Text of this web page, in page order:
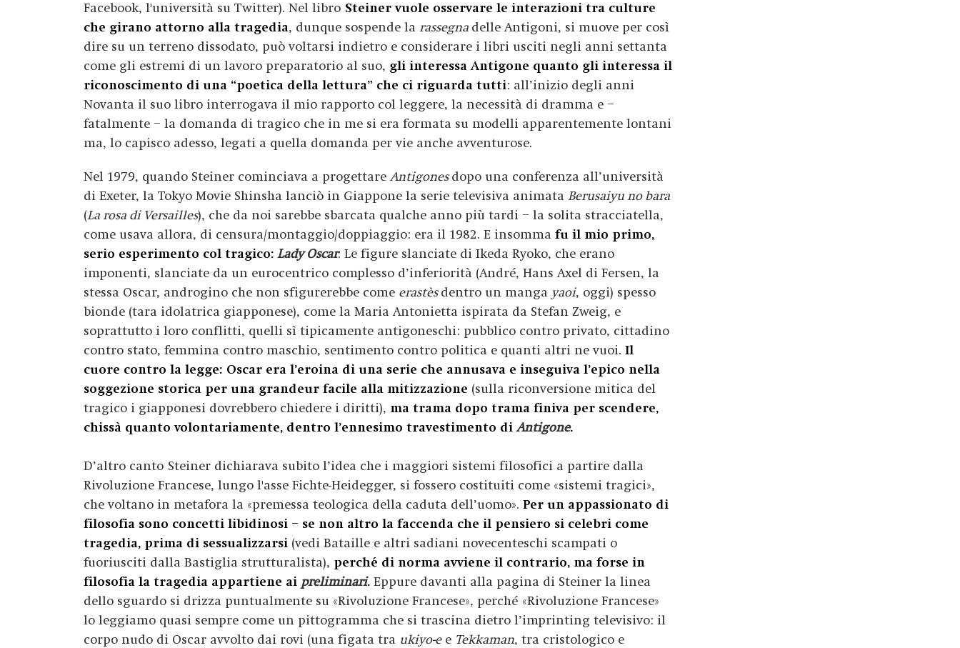
Facebook, l'università su Twitter). Nel libro Steiner vuole osservare le interazioni tra culture
che girano attorno alla tragedia, dunque sospende la rassegna delle Antigoni, si muove per così
dire su un terreno dissodato, può voltarsi indietro e considerare i libri usciti negli anni settanta
come gli estremi di un lavoro preparatorio al suo, gli interessa Antigone quanto gli interessa il
riconoscimento di una “poetica della lettura” che ci riguarda tutti: all’inizio degli anni
Novanta il suo libro interrogava il mio rapporto col leggere, la necessità di dramma e –
fatalmente – la domanda di tragico che in me si era formata su modelli apparentemente lontani
ma, lo capisco adesso, legati a quella domanda per vie anche avventurose.
Nel 1979, quando Steiner cominciava a progettareAntigonesdopo una conferenza all’università
di Exeter, la Tokyo Movie Shinsha lanciò in Giappone la serie televisiva animata Berusaiyu no bara
(La rosa di Versailles), che da noi sarebbe sbarcata qualche anno più tardi – la solita stracciatella,
come usava allora, di censura/montaggio/doppiaggio: era il 1982. E insomma fu il mio primo,
serio esperimento col tragico: Lady Oscar. Le figure slanciate di Ikeda Ryoko, che erano
imponenti, slanciate da un eurocentrico complesso d’inferiorità (André, Hans Axel di Fersen, la
stessa Oscar, androgino che non sfigurerebbe come erastèsdentro un manga yaoi, oggi) spesso
bionde (tara idolatrica giapponese), come la Maria Antonietta ispirata da Stefan Zweig, e
soprattutto i loro conflitti, quelli sì tipicamente antigoneschi: pubblico contro privato, cittadino
contro stato, femmina contro maschio, sentimento contro politica e quanti altri ne vuoi. Il
cuore contro la legge: Oscar era l’eroina di una serie che annusava e inseguiva l’epico nella
soggezione storica per una grandeur facile alla mitizzazione (sulla riconversione mitica del
tragico i giapponesi dovrebbero chiedere i diritti), ma trama dopo trama finiva per scendere,
chissà quanto volontariamente, dentro l’ennesimo travestimento diAntigone.
D’altro canto Steiner dichiarava subito l’idea che i maggiori sistemi filosofici a partire dalla
Rivoluzione Francese, lungo l'asse Fichte-Heidegger, si fossero costituiti come «sistemi tragici»,
che voltano in metafora la «premessa teologica della caduta dell’uomo». Per un appassionato di
filosofia sono concetti libidinosi – se non altro la faccenda che il pensiero si celebri come
tragedia, prima di sessualizzarsi (vedi Bataille e altri sadiani novecenteschi scampati o
fuoriusciti dalla Bastiglia strutturalista), perché di norma avviene il contrario, ma forse in
filosofia la tragedia appartiene ai preliminari. Eppure davanti alla pagina di Steiner la linea
dello sguardo si drizza puntualmente su «Rivoluzione Francese», perché «Rivoluzione Francese»
lo leggiamo quasi sempre come un pittogramma che si trascina dietro l’imprinting televisivo: il
corpo nudo di Oscar avvolto dai rovi (una figata tra ukiyo-ee Tekkaman, tra cristologico e